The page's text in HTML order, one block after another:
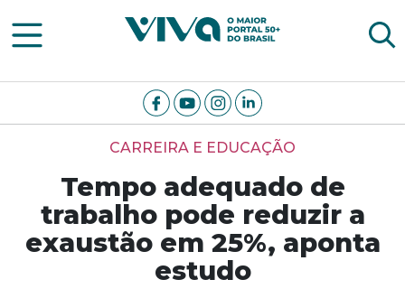
Viva Notícias
CARREIRA E EDUCAÇÃO
Tempo adequado de
trabalho pode reduzir a
exaustão em 25%, aponta
estudo